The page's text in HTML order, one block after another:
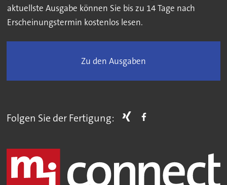
aktuellste Ausgabe können Sie bis zu 14 Tage nach
Erscheinungstermin kostenlos lesen.
Zu den Ausgaben
Folgen Sie der Fertigung: